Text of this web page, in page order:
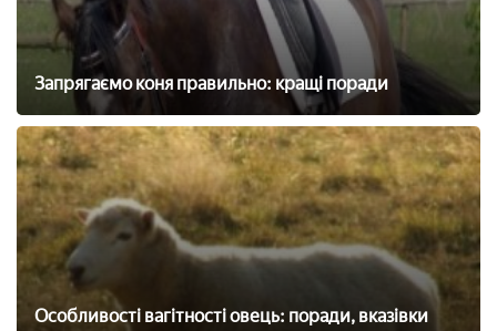
Запрягаємо коня правильно: кращі поради
Особливості вагітності овець: поради, вказівки